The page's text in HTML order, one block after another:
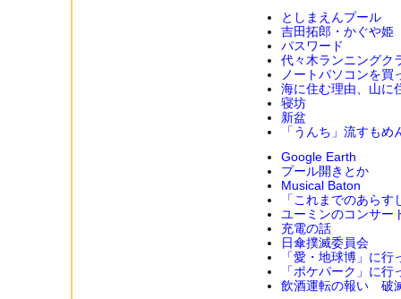
としまえんプール
吉田拓郎・かぐや
パスワード
代々木ランニング
ノートパソコンを買
海に住む理由、山に
寝坊
新盆
「うんち」流すもめ
Google Earth
プール開きとか
Musical Baton
「これまでのあら
ユーミンのコンサー
充電の話
日傘撲滅委員会
「愛・地球博」に行
「ポケパーク」に行
飲酒運転の報い 破